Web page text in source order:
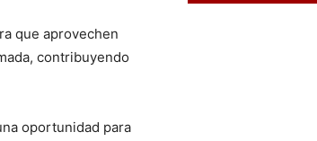
que aprovechen
contribuyendo
oportunidad para